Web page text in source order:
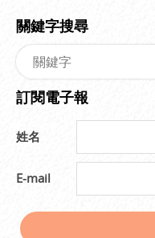
關鍵字搜尋
訂閱電子報
姓名
E-mail